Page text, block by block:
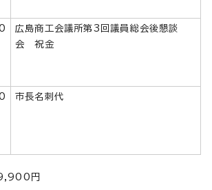
広島商工会議所第3回議員総会後懇談
会 祝金
市長名刺代
円